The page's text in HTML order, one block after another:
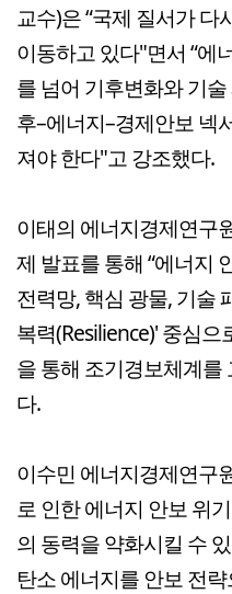
교수)은 “국제 질서가 다
이동하고 있다"면서 “에
를 넘어 기후변화와 기
후–에너지–경제안보 넥
져야 한다"고 강조했다.
이태의 에너지경제연구
제 발표를 통해 “에너지
전력망, 핵심 광물, 기술
복력(Resilience)' 중심
을 통해 조기경보체계
다.
이수민 에너지경제연구
로 인한 에너지 안보 위
의 동력을 약화시킬 수
탄소 에너지를 안보 전